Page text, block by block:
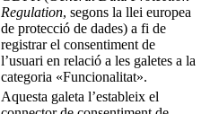
Regulation, segons la llei europea
de protecció de dades) a fi de
registrar el consentiment de
l’usuari en relació a les galetes a la
categoria «Funcionalitat».
Aquesta galeta l’estableix el